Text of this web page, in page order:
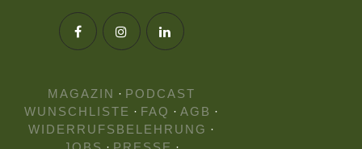
MAGAZIN · PODCAST
WUNSCHLISTE · FAQ · AGB ·
WIDERRUFSBELEHRUNG ·